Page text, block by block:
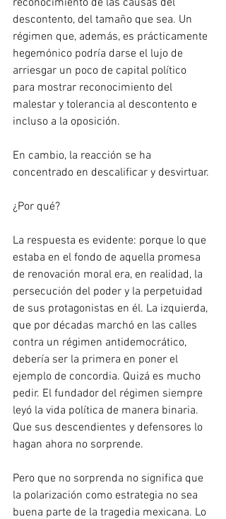
reconocimiento de las causas del
descontento, del tamaño que sea. Un
régimen que, además, es prácticamente
hegemónico podría darse el lujo de
arriesgar un poco de capital político
para mostrar reconocimiento del
malestar y tolerancia al descontento e
incluso a la oposición.
En cambio, la reacción se ha
concentrado en descalificar y desvirtuar.
¿Por qué?
La respuesta es evidente: porque lo que
estaba en el fondo de aquella promesa
de renovación moral era, en realidad, la
persecución del poder y la perpetuidad
de sus protagonistas en él. La izquierda,
que por décadas marchó en las calles
contra un régimen antidemocrático,
debería ser la primera en poner el
ejemplo de concordia. Quizá es mucho
pedir. El fundador del régimen siempre
leyó la vida política de manera binaria.
Que sus descendientes y defensores lo
hagan ahora no sorprende.
Pero que no sorprenda no significa que
la polarización como estrategia no sea
buena parte de la tragedia mexicana. Lo